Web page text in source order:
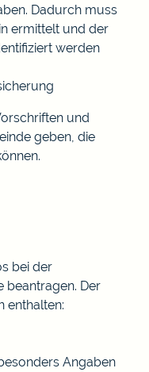
Dadurch muss
ermittelt und der
werden
und
geben, die
bei der
beantragen. Der
enthalten:
Angaben